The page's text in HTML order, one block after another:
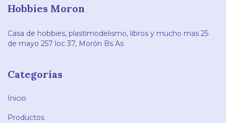
Hobbies Moron
Casa de hobbies, plastimodelismo, libros y mucho mas 25
de mayo 257 loc 37, Morón Bs As
Categorías
Inicio
Productos